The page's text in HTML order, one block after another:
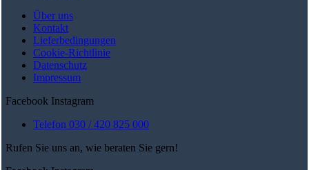
Über uns
Kontakt
Lieferbedingungen
Cookie-Richtlinie
Datenschutz
Impressum
Facebook Instagram
Telefon 030 / 420 825 000
Rufen Sie uns an, wie beraten Sie gern!